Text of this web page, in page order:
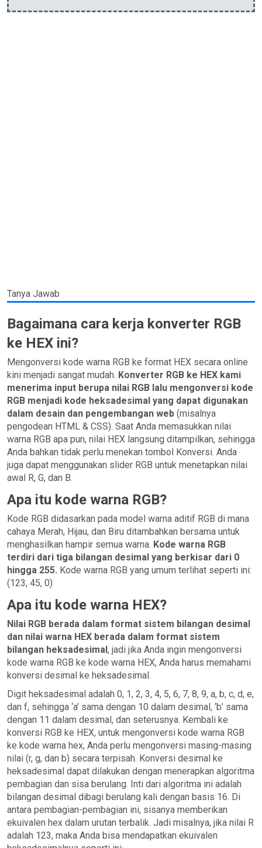
Tanya Jawab
Bagaimana cara kerja konverter RGB
ke HEX ini?
Mengonversi kode warna RGB ke format HEX secara online
kini menjadi sangat mudah. Konverter RGB ke HEX kami
menerima input berupa nilai RGB lalu mengonversi kode
RGB menjadi kode heksadesimal yang dapat digunakan
dalam desain dan pengembangan web (misalnya
pengodean HTML & CSS). Saat Anda memasukkan nilai
warna RGB apa pun, nilai HEX langsung ditampilkan, sehingga
Anda bahkan tidak perlu menekan tombol Konversi. Anda
juga dapat menggunakan slider RGB untuk menetapkan nilai
awal R, G, dan B.
Apa itu kode warna RGB?
Kode RGB didasarkan pada model warna aditif RGB di mana
cahaya Merah, Hijau, dan Biru ditambahkan bersama untuk
menghasilkan hampir semua warna. Kode warna RGB
terdiri dari tiga bilangan desimal yang berkisar dari 0
hingga 255. Kode warna RGB yang umum terlihat seperti ini:
(123, 45, 0)
Apa itu kode warna HEX?
Nilai RGB berada dalam format sistem bilangan desimal
dan nilai warna HEX berada dalam format sistem
bilangan heksadesimal, jadi jika Anda ingin mengonversi
kode warna RGB ke kode warna HEX, Anda harus memahami
konversi desimal ke heksadesimal.
Digit heksadesimal adalah 0, 1, 2, 3, 4, 5, 6, 7, 8, 9, a, b, c, d, e,
dan f, sehingga ‘a’ sama dengan 10 dalam desimal, ‘b’ sama
dengan 11 dalam desimal, dan seterusnya. Kembali ke
konversi RGB ke HEX, untuk mengonversi kode warna RGB
ke kode warna hex, Anda perlu mengonversi masing-masing
nilai (r, g, dan b) secara terpisah. Konversi desimal ke
heksadesimal dapat dilakukan dengan menerapkan algoritma
pembagian dan sisa berulang. Inti dari algoritma ini adalah
bilangan desimal dibagi berulang kali dengan basis 16. Di
antara pembagian-pembagian ini, sisanya memberikan
ekuivalen hex dalam urutan terbalik. Jadi misalnya, jika nilai R
adalah 123, maka Anda bisa mendapatkan ekuivalen